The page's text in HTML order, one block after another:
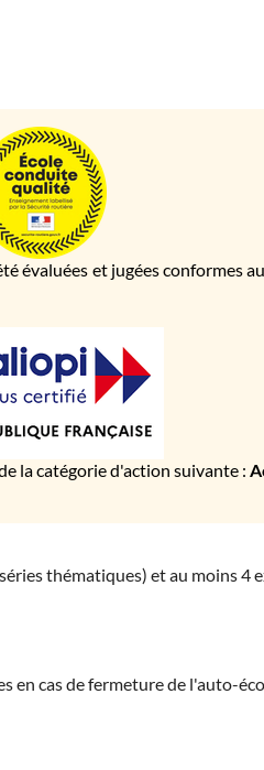
évaluées et jugées conformes
la catégorie d'action suivante :
thématiques) et au moins 4
en cas de fermeture de l'auto-